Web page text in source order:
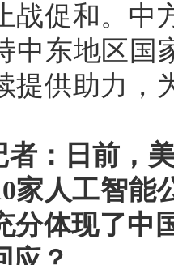
战促和。中
中东地区国
提供助力，
：日前，
家人工智能
分体现了中